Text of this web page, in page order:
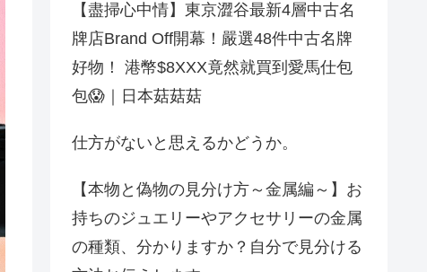
【盡掃心中情】東京澀谷最新4層中古名
牌店Brand Off開幕！嚴選48件中古名牌
好物！ 港幣$8XXX竟然就買到愛馬仕包
包😱｜日本菇菇菇
仕方がないと思えるかどうか。
【本物と偽物の見分け方～金属編～】お
持ちのジュエリーやアクセサリーの金属
の種類、分かりますか？自分で見分ける